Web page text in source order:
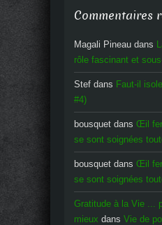
Commentaires
Magali Pineau dans
rôle fascinant et
Stef dans Faut-il
#4)
bousquet dans Œil
se sont soignées
bousquet dans Œil
se sont soignées
Gratitude à la Vie ...
mieux dans Vie de